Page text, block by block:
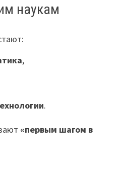
наукам
,
.
«первым шагом в